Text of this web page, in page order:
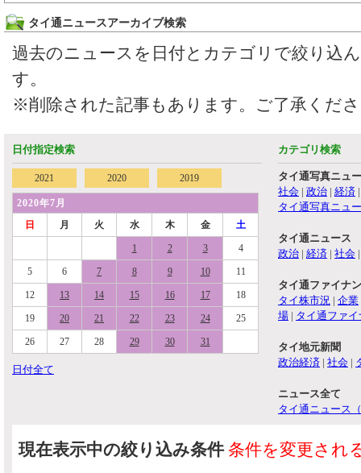
タイ通ニュースアーカイブ検索
過去のニュースを日付とカテゴリで絞り込
す。
※削除された記事もあります。ご了承くだ
日付指定検索
2021 2020 2019
2020年7月
日
月 火 水 木 金 土
1 2 3 4
5 6 7 8 9 10 11
12 13 14 15 16 17 18
19 20 21 22 23 24 25
26 27 28 29 30 31
日付全て
カテゴリ検索
タイ通写真ニュ
社会 | 政治 | 経済
タイ通写真ニュ
タイ通ニュース
政治 | 経済 | 社会
タイ通ファイナ
タイ株市況 | 企業
場 | タイ通ファ
タイ地元新聞
政治経済 | 社会 |
ニュース全て
タイ通ニュース
現在表示中の絞り込み条件 条件を変更され